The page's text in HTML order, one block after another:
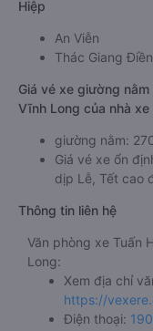
Hiệp
An Viễn
Thác Giang Điền
Giá vé xe giường
Vĩnh Long của nhà xe
giường nằm:
Giá vé xe ổn
dịp Lễ, Tết cao
Thông tin liên hệ
Văn phòng xe Tuấn
Long:
Xem địa chỉ
https://
Điện thoại: